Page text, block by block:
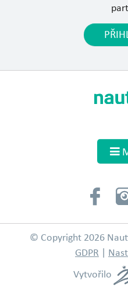
© Copyright 2026
GDPR
Vytvořilo